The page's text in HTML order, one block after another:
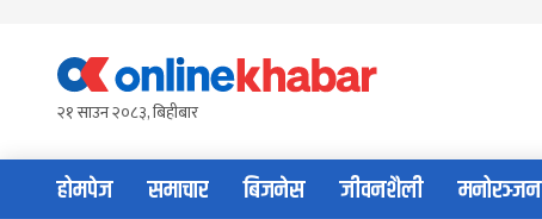
content२१ साउन २०८३, बिहीबार
होमपेज समाचार बिजनेस जीवनशैली मनोरञ्जन